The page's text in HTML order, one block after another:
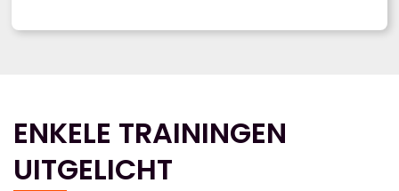
ENKELE TRAININGEN
UITGELICHT